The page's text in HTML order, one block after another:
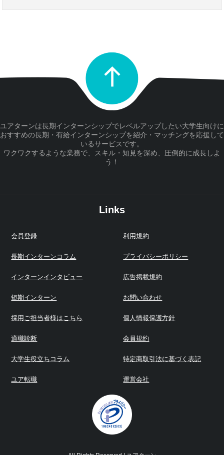
ユアターンは長期インターンシップでレベルアップしたい大学生向けに
おすすめの長期・有給インターンシップを紹介・マッチングを応援して
いるサービスです。
ワクワクするような業務で、スキル・知見を深め、圧倒的に成長しよ
う！
Links
会員登録
長期インターンコラム
インターンインタビュー
短期インターン
採用ご担当者様はこちら
適職診断
大学生役立ちコラム
ユア転職
利用規約
プライバシーポリシー
広告掲載規約
お問い合わせ
個人情報保護方針
会員規約
特定商取引法に基づく表記
運営会社